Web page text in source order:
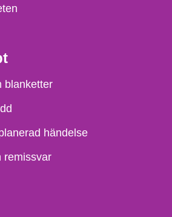
blanketter
händelse
remissvar